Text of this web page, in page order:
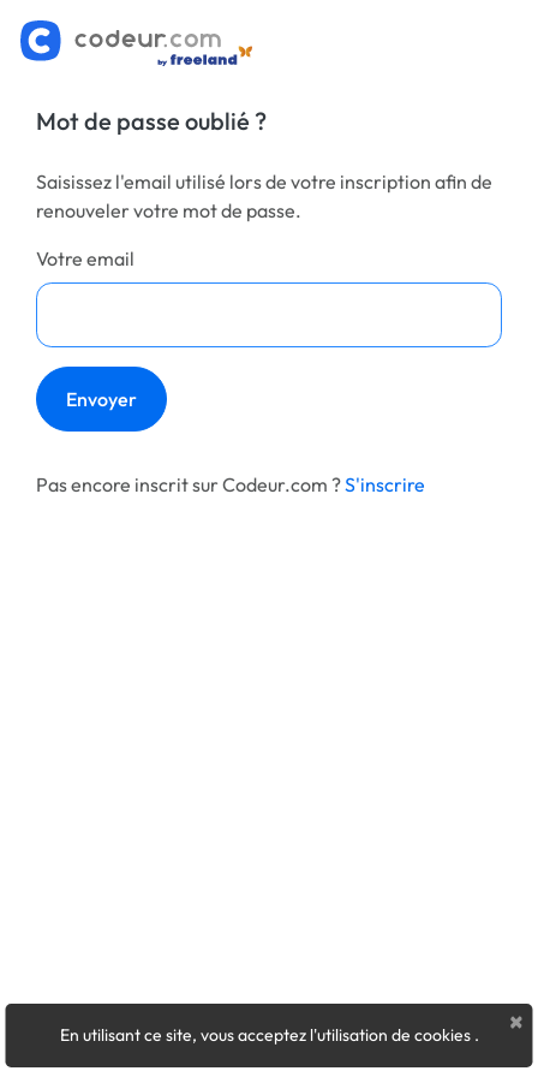
Mot de passe oublié ?
Saisissez l'email utilisé lors de votre inscription afin de
renouveler votre mot de passe.
Votre email
Pas encore inscrit sur Codeur.com ?S'inscrire
×
En utilisant ce site, vous acceptez l'utilisation de cookies .